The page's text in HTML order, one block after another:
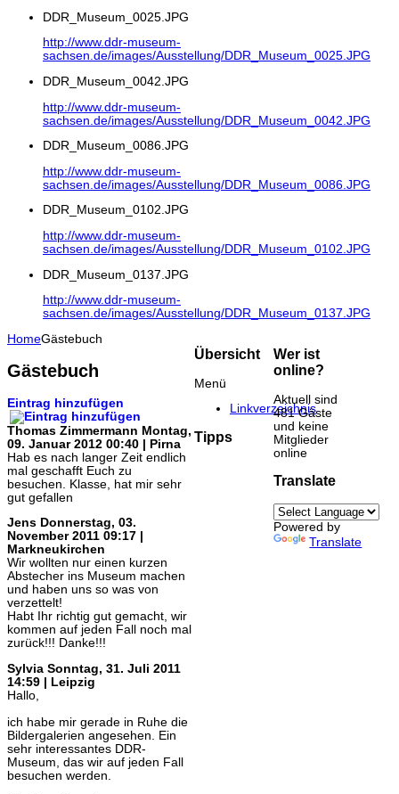
DDR_Museum_0025.JPG
http://www.ddr-museum-
sachsen.de/images/Ausstellung/DDR_Museum_0025.JPG
DDR_Museum_0042.JPG
http://www.ddr-museum-
sachsen.de/images/Ausstellung/DDR_Museum_0042.JPG
DDR_Museum_0086.JPG
http://www.ddr-museum-
sachsen.de/images/Ausstellung/DDR_Museum_0086.JPG
DDR_Museum_0102.JPG
http://www.ddr-museum-
sachsen.de/images/Ausstellung/DDR_Museum_0102.JPG
DDR_Museum_0137.JPG
http://www.ddr-museum-
sachsen.de/images/Ausstellung/DDR_Museum_0137.JPG
HomeGästebuch
Gästebuch
Eintrag hinzufügen
Thomas Zimmermann Montag,
09. Januar 2012 00:40 | Pirna
Hab es nach langer Zeit endlich
mal geschafft Euch zu
besuchen. Klasse, hat mir sehr
gut gefallen
Jens Donnerstag, 03.
November 2011 09:17 |
Markneukirchen
Wir wollten nur einen kurzen
Abstecher ins Museum machen
und haben uns so was von
verzettelt!
Habt Ihr richtig gut gemacht, wir
kommen auf jeden Fall noch mal
zurück!!! Danke!!!
Sylvia Sonntag, 31. Juli 2011
14:59 | Leipzig
Hallo,
ich habe mir gerade in Ruhe die
Bildergalerien angesehen. Ein
sehr interessantes DDR-
Museum, das wir auf jeden Fall
besuchen werden.
Übersicht
Menü
Linkverzeichnis
Tipps
Wer ist
online?
Aktuell sind
481 Gäste
und keine
Mitglieder
online
Translate
Powered by
Translate